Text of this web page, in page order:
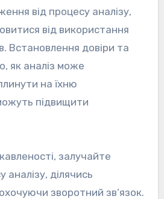
від процесу аналізу,
від використання
Встановлення довіри та
як аналіз може
на їхню
підвищити
залучайте
аналізу, ділячись
зворотний зв’язок.